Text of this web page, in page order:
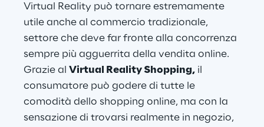
Virtual Reality può tornare estremamente
utile anche al commercio tradizionale,
settore che deve far fronte alla concorrenza
sempre più agguerrita della vendita online.
Grazie al Virtual Reality Shopping, il
consumatore può godere di tutte le
comodità dello shopping online, ma con la
sensazione di trovarsi realmente in negozio,